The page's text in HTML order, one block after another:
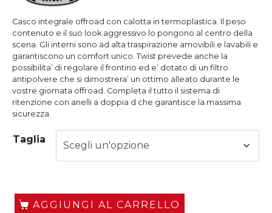
Casco integrale offroad con calotta in termoplastica. Il peso
contenuto e il suo look aggressivo lo pongono al centro della
scena. Gli interni sono ad alta traspirazione amovibili e lavabili e
garantiscono un comfort unico. Twist prevede anche la
possibilita’ di regolare il frontino ed e’ dotato di un filtro
antipolvere che si dimostrera’ un ottimo alleato durante le
vostre giornata offroad. Completa il tutto il sistema di
ritenzione con anelli a doppia d che garantisce la massima
sicurezza.
Taglia
AGGIUNGI AL CARRELLO